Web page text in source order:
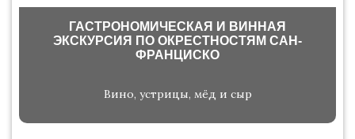
ГАСТРОНОМИЧЕСКАЯ И ВИННАЯ
ЭКСКУРСИЯ ПО ОКРЕСТНОСТЯМ САН-
ФРАНЦИСКО
Вино, устрицы, мёд и сыр